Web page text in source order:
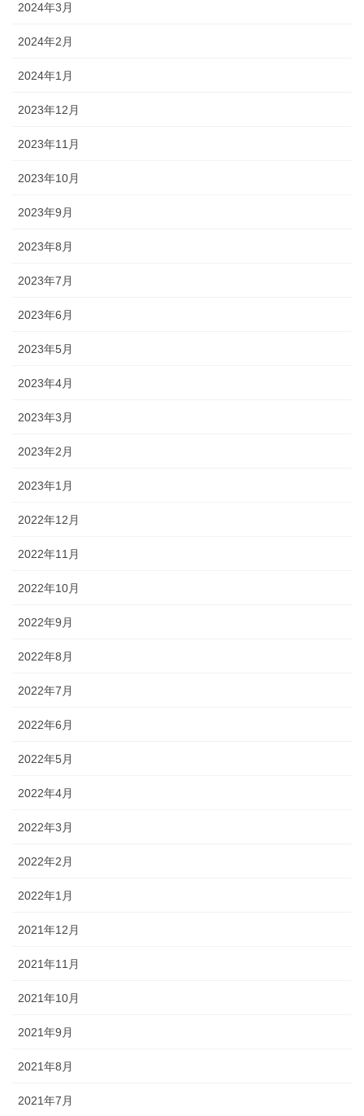
2024年3月
2024年2月
2024年1月
2023年12月
2023年11月
2023年10月
2023年9月
2023年8月
2023年7月
2023年6月
2023年5月
2023年4月
2023年3月
2023年2月
2023年1月
2022年12月
2022年11月
2022年10月
2022年9月
2022年8月
2022年7月
2022年6月
2022年5月
2022年4月
2022年3月
2022年2月
2022年1月
2021年12月
2021年11月
2021年10月
2021年9月
2021年8月
2021年7月